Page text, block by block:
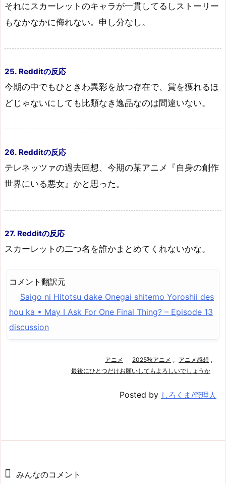
それにスカーレットのキャラが一貫してるしストーリー
もなかなかに侮れない。申し分なし。
25. Redditの反応
今期の中でもひときわ異彩を放つ存在で、賞を獲れるほ
どじゃないにしても比類なき逸品なのは間違いない。
26. Redditの反応
テレネッツァの過去回想、今期の某アニメ『自身の創作
世界にいる悪女』かと思った。
27. Redditの反応
スカーレットの二つ名を誰かまとめてくれないかな。
コメント翻訳元
Saigo ni Hitotsu dake Onegai shitemo Yoroshii des
hou ka • May I Ask For One Final Thing? – Episode 13
discussion
アニメ 2025秋アニメ , アニメ感想 ,
最後にひとつだけお願いしてもよろしいでしょうか
Posted by しろくま/管理人
みんなのコメント